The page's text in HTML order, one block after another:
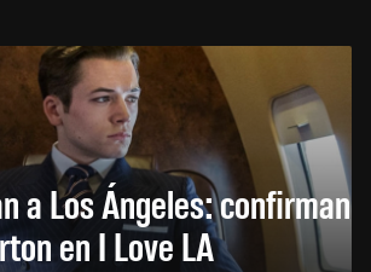
a Los Ángeles: confirman
en I Love LA